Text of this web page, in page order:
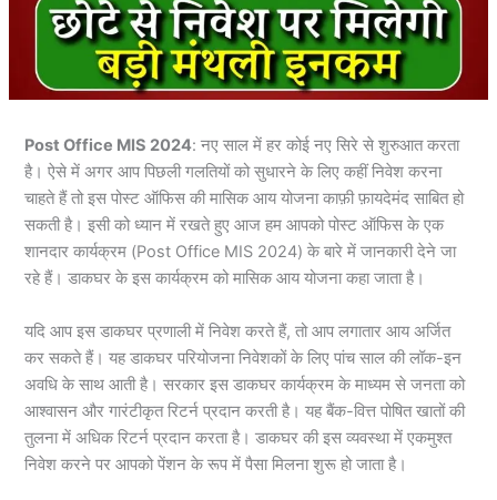
Post Office MIS 2024: नए साल में हर कोई नए सिरे से शुरुआत करता
है। ऐसे में अगर आप पिछली गलतियों को सुधारने के लिए कहीं निवेश करना
चाहते हैं तो इस पोस्ट ऑफिस की मासिक आय योजना काफ़ी फ़ायदेमंद साबित हो
सकती है। इसी को ध्यान में रखते हुए आज हम आपको पोस्ट ऑफिस के एक
शानदार कार्यक्रम (Post Office MIS 2024) के बारे में जानकारी देने जा
रहे हैं। डाकघर के इस कार्यक्रम को मासिक आय योजना कहा जाता है।
यदि आप इस डाकघर प्रणाली में निवेश करते हैं, तो आप लगातार आय अर्जित
कर सकते हैं। यह डाकघर परियोजना निवेशकों के लिए पांच साल की लॉक-इन
अवधि के साथ आती है। सरकार इस डाकघर कार्यक्रम के माध्यम से जनता को
आश्वासन और गारंटीकृत रिटर्न प्रदान करती है। यह बैंक-वित्त पोषित खातों की
तुलना में अधिक रिटर्न प्रदान करता है। डाकघर की इस व्यवस्था में एकमुश्त
निवेश करने पर आपको पेंशन के रूप में पैसा मिलना शुरू हो जाता है।